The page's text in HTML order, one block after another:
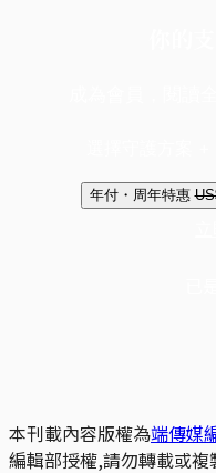
年付・周年特惠
本刊載內容版權為端傳媒
編輯部授權,請勿轉載或複